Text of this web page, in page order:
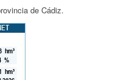
de Cádiz.